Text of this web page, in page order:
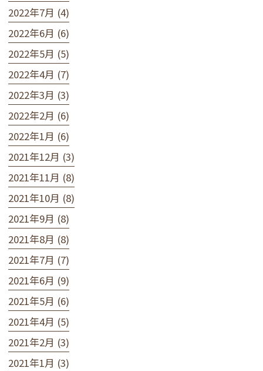
2022年7月 (4)
2022年6月 (6)
2022年5月 (5)
2022年4月 (7)
2022年3月 (3)
2022年2月 (6)
2022年1月 (6)
2021年12月 (3)
2021年11月 (8)
2021年10月 (8)
2021年9月 (8)
2021年8月 (8)
2021年7月 (7)
2021年6月 (9)
2021年5月 (6)
2021年4月 (5)
2021年2月 (3)
2021年1月 (3)